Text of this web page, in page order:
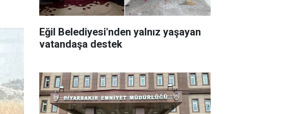
Eğil Belediyesi'nden yalnız yaşayan
vatandaşa destek